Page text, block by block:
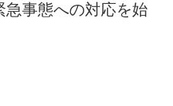
急事態への対応を始